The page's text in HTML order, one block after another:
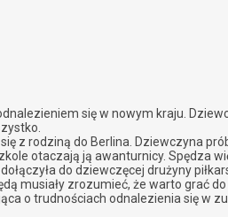
się w nowym kraju.
z rodziną do Berlina. Dziewczyna
otaczają ją awanturnicy. Spędza
do dziewczęcej drużyny
musiały zrozumieć, że warto grać do
o trudnościach odnalezienia się w